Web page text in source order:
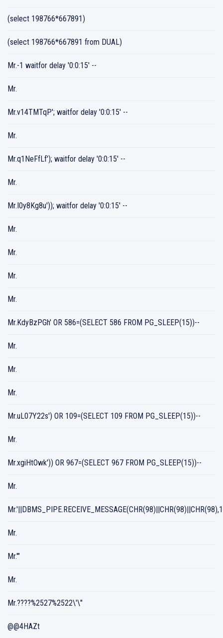
(select 198766*667891)
(select 198766*667891 from DUAL)
Mr.-1 waitfor delay '0:0:15' --
Mr.
Mr.v14TMTqP'; waitfor delay '0:0:15' --
Mr.
Mr.q1NeFfLf'); waitfor delay '0:0:15' --
Mr.
Mr.I0y8Kg8u')); waitfor delay '0:0:15' --
Mr.
Mr.
Mr.
Mr.
Mr.KdyBzPGh' OR 586=(SELECT 586 FROM PG_SLEEP(15))--
Mr.
Mr.
Mr.
Mr.uL07Y22s') OR 109=(SELECT 109 FROM PG_SLEEP(15))--
Mr.
Mr.xgiHtOwk')) OR 967=(SELECT 967 FROM PG_SLEEP(15))--
Mr.
Mr.
Mr.'"
Mr.
Mr.????%2527%2522\'\"
@@4HAZt